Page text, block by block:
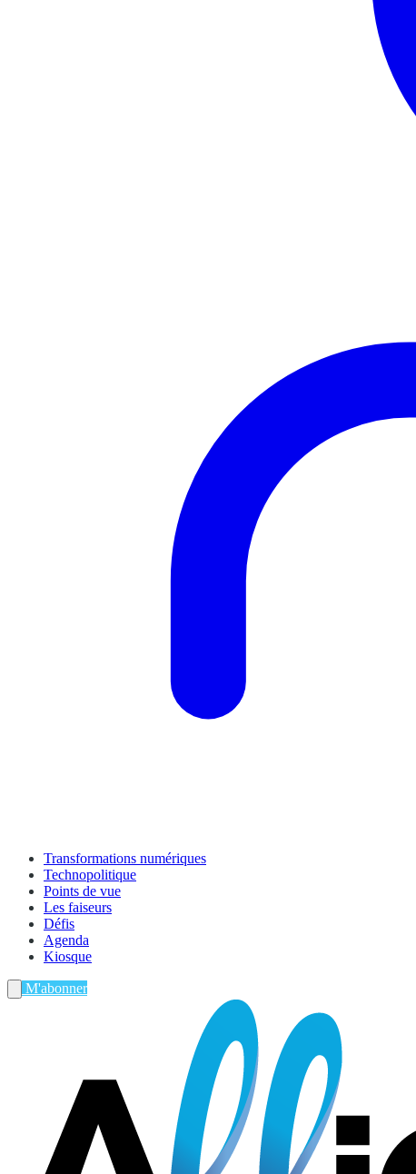
Transformations numériques
Technopolitique
Points de vue
Les faiseurs
Défis
Agenda
Kiosque
M'abonner